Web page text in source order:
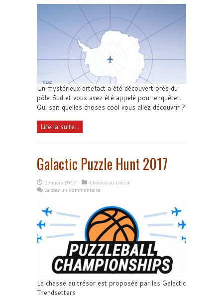
Un mystérieux artefact a été découvert près du
pôle Sud et vous avez été appelé pour enquêter.
Qui sait quelles choses cool vous allez découvrir ?
Lire la suite...
Galactic Puzzle Hunt 2017
15 mars 2017
Chasses au trésor
Laisser un commentaire
La chasse au trésor est proposée par les Galactic
Trendsetters